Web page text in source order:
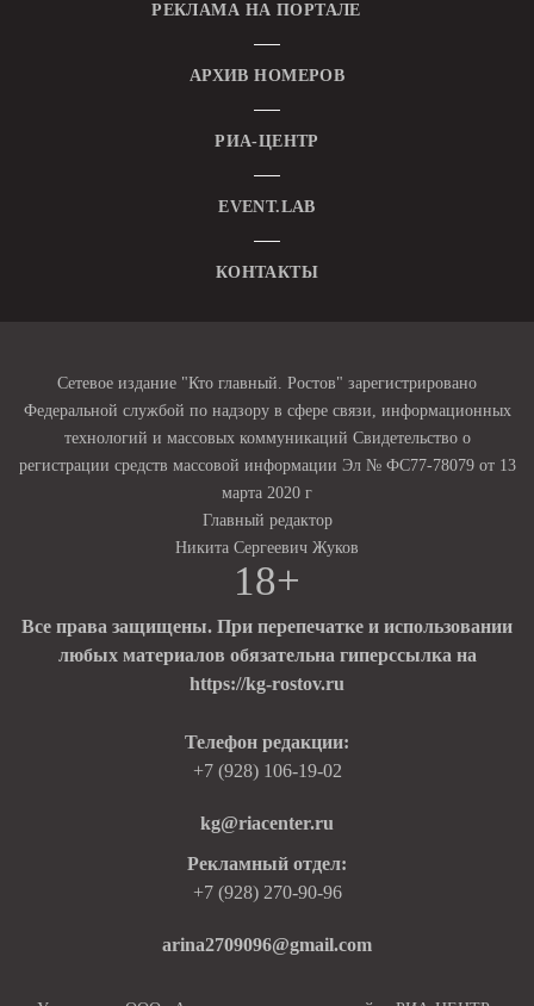
РЕКЛАМА НА ПОРТАЛЕ
АРХИВ НОМЕРОВ
РИА-ЦЕНТР
EVENT.LAB
КОНТАКТЫ
Сетевое издание "Кто главный. Ростов" зарегистрировано
Федеральной службой по надзору в сфере связи, информационных
технологий и массовых коммуникаций Свидетельство о
регистрации средств массовой информации Эл № ФС77-78079 от 13
марта 2020 г
Главный редактор
Никита Сергеевич Жуков
18+
Все права защищены. При перепечатке и использовании
любых материалов обязательна гиперссылка на
https://kg-rostov.ru
Телефон редакции:
+7 (928) 106-19-02
kg@riacenter.ru
Рекламный отдел:
+7 (928) 270-90-96
arina2709096@gmail.com